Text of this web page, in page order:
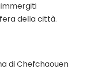
della città.
di Chefchaouen